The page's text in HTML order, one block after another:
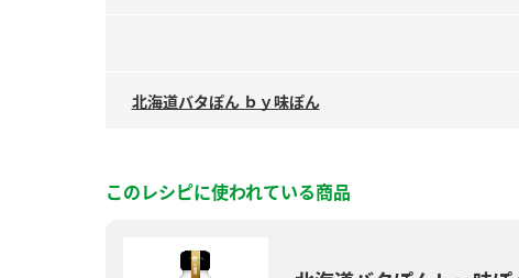
北海道バタぽん ｂｙ味ぽん
このレシピに使われている商品